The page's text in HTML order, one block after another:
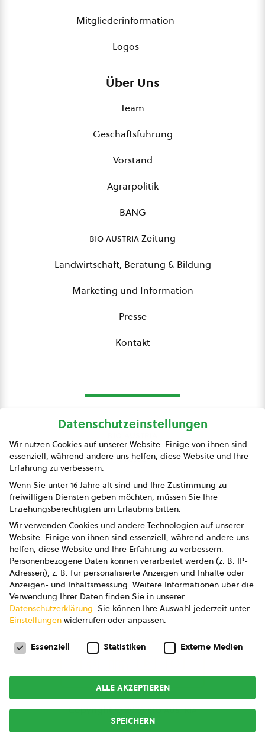
Mitgliederinformation
Logos
Über Uns
Team
Geschäftsführung
Vorstand
Agrarpolitik
BANG
bio austriaZeitung
Landwirtschaft, Beratung & Bildung
Marketing und Information
Presse
Kontakt
Presse
Impressum
Datenschutz
AGB
AGB Marketing GmbH
AGB Bildung
Newsletter
Copyright © 2026bio austria
Datenschutzeinstellungen
Wir nutzen Cookies auf unserer Website. Einige von ihnen sind
essenziell, während andere uns helfen, diese Website und Ihre
Erfahrung zu verbessern.
Wenn Sie unter 16 Jahre alt sind und Ihre Zustimmung zu
freiwilligen Diensten geben möchten, müssen Sie Ihre
Erziehungsberechtigten um Erlaubnis bitten.
Wir verwenden Cookies und andere Technologien auf unserer
Website. Einige von ihnen sind essenziell, während andere uns
helfen, diese Website und Ihre Erfahrung zu verbessern.
Personenbezogene Daten können verarbeitet werden (z. B. IP-
Adressen), z. B. für personalisierte Anzeigen und Inhalte oder
Anzeigen- und Inhaltsmessung. Weitere Informationen über die
Verwendung Ihrer Daten finden Sie in unserer
Datenschutzerklärung. Sie können Ihre Auswahl jederzeit unter
Einstellungen widerrufen oder anpassen.
Datenschutzeinstellungen
Essenziell Statistiken Externe Medien
ALLE AKZEPTIEREN
SPEICHERN